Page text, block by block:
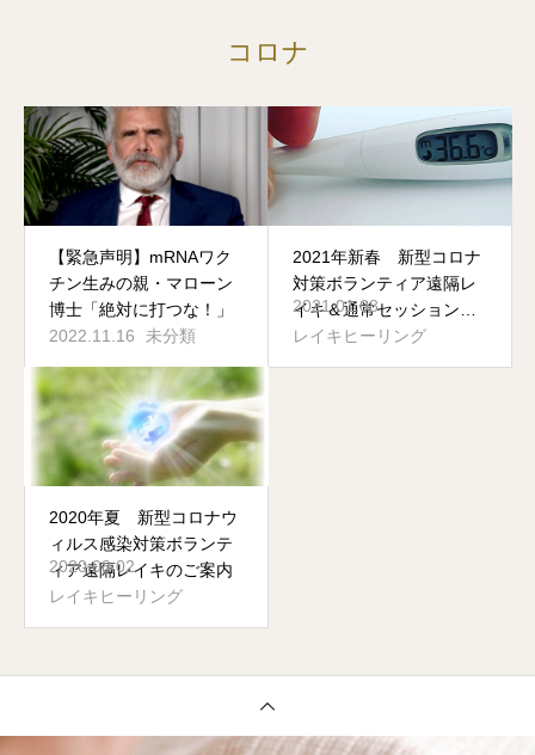
コロナ
【緊急声明】mRNAワク
チン生みの親・マローン
博士「絶対に打つな！」
2022.11.16
未分類
2021年新春 新型コロナ
対策ボランティア遠隔レ
イキ＆通常セッションご
予約受付のご案内
2021.01.08
レイキヒーリング
2020年夏 新型コロナウ
ィルス感染対策ボランテ
ィア遠隔レイキのご案内
2020.08.02
レイキヒーリング